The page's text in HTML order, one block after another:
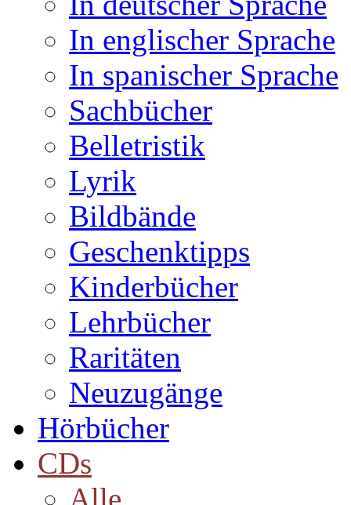
In englischer Sprache
In spanischer Sprache
Sachbücher
Belletristik
Lyrik
Bildbände
Geschenktipps
Kinderbücher
Lehrbücher
Raritäten
Neuzugänge
Hörbücher
CDs